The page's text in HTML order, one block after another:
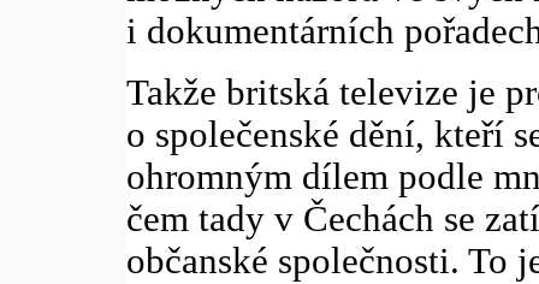
i dokumentárních
Takže britská televize je
o společenské dění, kteří
ohromným dílem podle
čem tady v Čechách se
občanské společnosti. To